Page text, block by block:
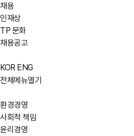
채용
인재상
TP 문화
채용공고
KOR ENG
전체메뉴열기
환경경영
사회적 책임
윤리경영